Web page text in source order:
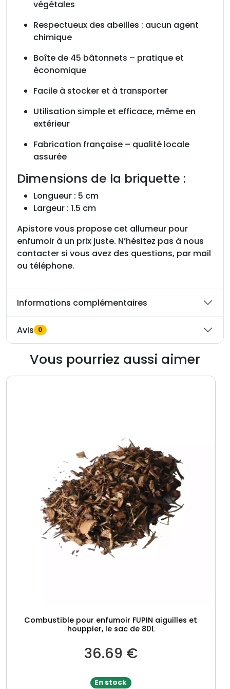
végétales
Respectueux des abeilles : aucun agent
chimique
Boîte de 45 bâtonnets – pratique et
économique
Facile à stocker et à transporter
Utilisation simple et efficace, même en
extérieur
Fabrication française – qualité locale
assurée
Dimensions de la briquette :
Longueur : 5 cm
Largeur : 1.5 cm
Apistore vous propose cet allumeur pour
enfumoir à un prix juste. N’hésitez pas à nous
contacter si vous avez des questions, par mail
ou téléphone.
Informations complémentaires
Avis 0
Vous pourriez aussi aimer
Combustible pour enfumoir FUPIN aiguilles et
houppier, le sac de 80L
36.69 €
En stock